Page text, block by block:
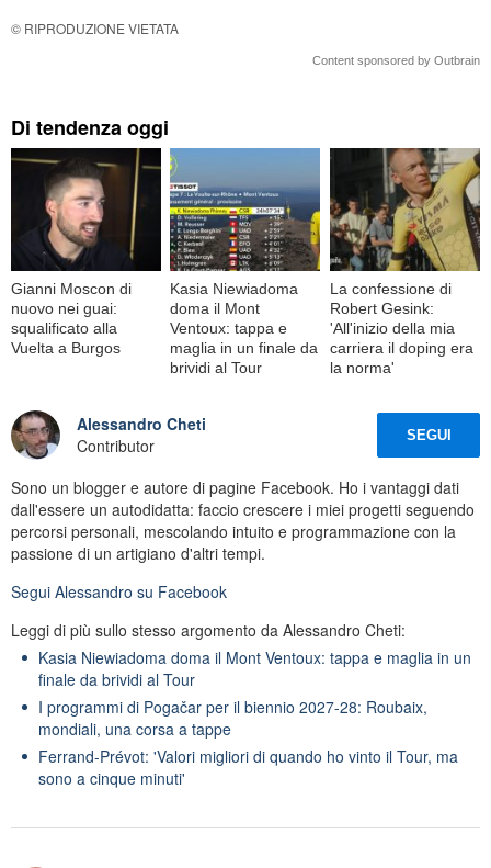
© RIPRODUZIONE VIETATA
Content sponsored by Outbrain
Di tendenza oggi
Gianni Moscon di
nuovo nei guai:
squalificato alla
Vuelta a Burgos
Kasia Niewiadoma
doma il Mont
Ventoux: tappa e
maglia in un finale da
brividi al Tour
La confessione di
Robert Gesink:
'All'inizio della mia
carriera il doping era
la norma'
Alessandro Cheti
Contributor
SEGUI
Sono un blogger e autore di pagine Facebook. Ho i vantaggi dati
dall'essere un autodidatta: faccio crescere i miei progetti seguendo
percorsi personali, mescolando intuito e programmazione con la
passione di un artigiano d'altri tempi.
Segui Alessandro su Facebook
Leggi di più sullo stesso argomento da Alessandro Cheti:
Kasia Niewiadoma doma il Mont Ventoux: tappa e maglia in un
finale da brividi al Tour
I programmi di Pogačar per il biennio 2027-28: Roubaix,
mondiali, una corsa a tappe
Ferrand-Prévot: 'Valori migliori di quando ho vinto il Tour, ma
sono a cinque minuti'